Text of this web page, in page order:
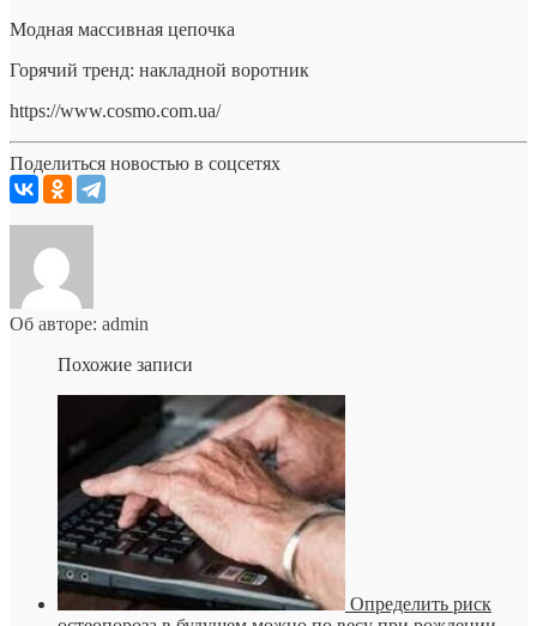
Модная массивная цепочка
Горячий тренд: накладной воротник
https://www.cosmo.com.ua/
Поделиться новостью в соцсетях
Об авторе: admin
Похожие записи
Определить риск